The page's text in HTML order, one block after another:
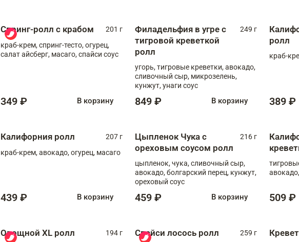
Спринг-ролл с крабом
201 г
краб-крем, спринг-тесто, огурец,
салат айсберг, масаго, спайси соус
349 ₽ В корзину
Филадельфия в угре с
тигровой креветкой
ролл
249 г
угорь, тигровые креветки, авокадо,
сливочный сыр, микрозелень,
кунжут, унаги соус
849 ₽ В корзину
ролл
краб-
389 ₽
Калифорния ролл
207 г
краб-крем, авокадо, огурец, масаго
439 ₽ В корзину
Цыпленок Чука с
ореховым соусом ролл
216 г
цыпленок, чука, сливочный сыр,
авокадо, болгарский перец, кунжут,
ореховый соус
459 ₽ В корзину 509 ₽
Овощной XL ролл 194 г Спайси лосось ролл 259 г